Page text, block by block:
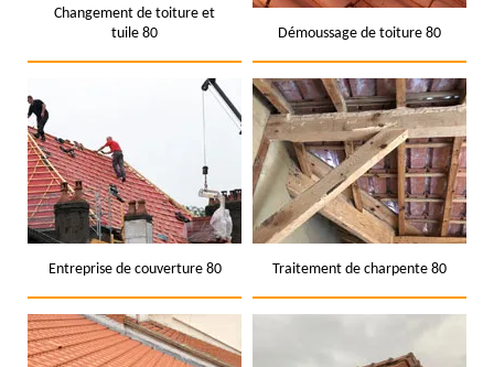
Changement de toiture et
tuile 80
Démoussage de toiture 80
Entreprise de couverture 80 Traitement de charpente 80